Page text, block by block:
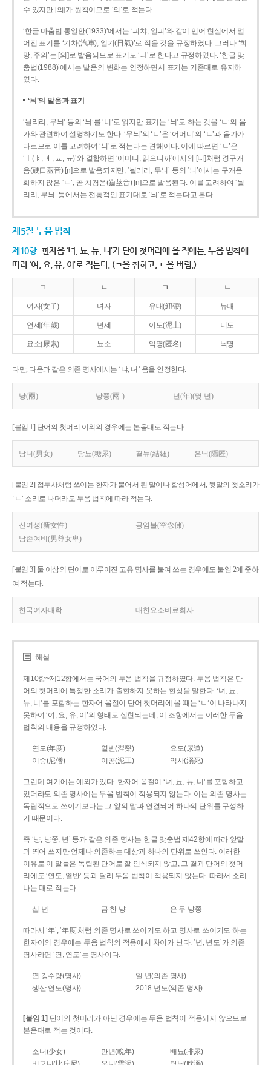
수 있지만 [의]가 원칙이므로 ‘의’로 적는다.
‘한글 마춤법 통일안(1933)’에서는 ‘긔챠, 일긔’와 같이 언어 현실에서 멀
어진 표기를 ‘기차(汽車), 일기(日氣)’로 적을 것을 규정하였다. 그러나 ‘희
망, 주의’는 [의]로 발음되므로 표기도 ‘ㅢ’로 한다고 규정하였다. ‘한글 맞
춤법(1988)’에서는 발음의 변화는 인정하면서 표기는 기존대로 유지하
였다.
‘늬’의 발음과 표기
‘늴리리, 무늬’ 등의 ‘늬’를 ‘니’로 읽지만 표기는 ‘늬’로 하는 것을 ‘ㄴ’의 음
가와 관련하여 설명하기도 한다. ‘무늬’의 ‘ㄴ’은 ‘어머니’의 ‘ㄴ’과 음가가
다르므로 이를 고려하여 ‘늬’로 적는다는 견해이다. 이에 따르면 ‘ㄴ’은
‘ㅣ(ㅑ, ㅕ, ㅛ, ㅠ)’와 결합하면 ‘어머니, 읽으니까’에서의 [니]처럼 경구개
음(硬口蓋音) [ɲ]으로 발음되지만, ‘늴리리, 무늬’ 등의 ‘늬’에서는 구개음
화하지 않은 ‘ㄴ’, 곧 치경음(齒莖音) [n]으로 발음된다. 이를 고려하여 ‘늴
리리, 무늬’ 등에서는 전통적인 표기대로 ‘늬’로 적는다고 본다.
제5절 두음 법칙
제10항 한자음 ‘녀, 뇨, 뉴, 니’가 단어 첫머리에 올 적에는, 두음 법칙에
따라 ‘여, 요, 유, 이’로 적는다. (ㄱ을 취하고, ㄴ을 버림.)
ㄱ ㄴ ㄱ ㄴ
여자(女子) 녀자 유대(紐帶) 뉴대
연세(年歲) 년세 이토(泥土) 니토
요소(尿素) 뇨소 익명(匿名) 닉명
다만, 다음과 같은 의존 명사에서는 ‘냐, 녀’ 음을 인정한다.
냥(兩) 냥쭝(兩-) 년(年)(몇 년)
[붙임 1] 단어의 첫머리 이외의 경우에는 본음대로 적는다.
남녀(男女) 당뇨(糖尿) 결뉴(結紐) 은닉(隱匿)
[붙임 2] 접두사처럼 쓰이는 한자가 붙어서 된 말이나 합성어에서, 뒷말의 첫소리가
‘ㄴ’ 소리로 나더라도 두음 법칙에 따라 적는다.
신여성(新女性)
공염불(空念佛)
남존여비(男尊女卑)
[붙임 3] 둘 이상의 단어로 이루어진 고유 명사를 붙여 쓰는 경우에도 붙임 2에 준하
여 적는다.
한국여자대학 대한요소비료회사
해설
제10항~제12항에서는 국어의 두음 법칙을 규정하였다. 두음 법칙은 단
어의 첫머리에 특정한 소리가 출현하지 못하는 현상을 말한다. ‘녀, 뇨,
뉴, 니’를 포함하는 한자어 음절이 단어 첫머리에 올 때는 ‘ㄴ’이 나타나지
못하여 ‘여, 요, 유, 이’의 형태로 실현되는데, 이 조항에서는 이러한 두음
법칙의 내용을 규정하였다.
연도(年度) 열반(涅槃)
요도(尿道)
이승(尼僧)
이공(泥工) 익사(溺死)
그런데 여기에는 예외가 있다. 한자어 음절이 ‘녀, 뇨, 뉴, 니’를 포함하고
있더라도 의존 명사에는 두음 법칙이 적용되지 않는다. 이는 의존 명사는
독립적으로 쓰이기보다는 그 앞의 말과 연결되어 하나의 단위를 구성하
기 때문이다.
즉 ‘냥, 냥쭝, 년’ 등과 같은 의존 명사는 한글 맞춤법 제42항에 따라 앞말
과 띄어 쓰지만 언제나 의존하는 대상과 하나의 단위로 쓰인다. 이러한
이유로 이 말들은 독립된 단어로 잘 인식되지 않고, 그 결과 단어의 첫머
리에도 ‘연도, 열반’ 등과 달리 두음 법칙이 적용되지 않는다. 따라서 소리
나는 대로 적는다.
십 년 금 한 냥 은 두 냥쭝
따라서 ‘年’, ‘年度’처럼 의존 명사로 쓰이기도 하고 명사로 쓰이기도 하는
한자어의 경우에는 두음 법칙의 적용에서 차이가 난다. ‘년, 년도’가 의존
명사라면 ‘연, 연도’는 명사이다.
연 강수량(명사)
일 년(의존 명사)
생산 연도(명사)
2018 년도(의존 명사)
[붙임 1] 단어의 첫머리가 아닌 경우에는 두음 법칙이 적용되지 않으므로
본음대로 적는 것이다.
소녀(少女) 만년(晩年)
배뇨(排尿)